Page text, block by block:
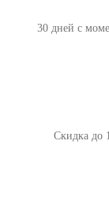
30 дней с
Скидка до